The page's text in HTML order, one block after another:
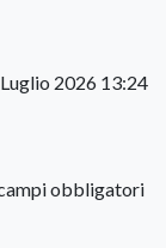
2026 13:24
obbligatori